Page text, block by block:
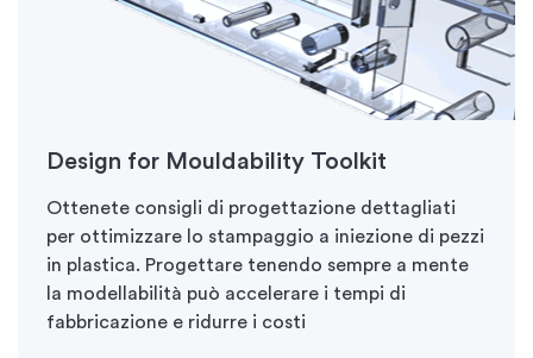
Design for Mouldability Toolkit
Ottenete consigli di progettazione dettagliati
per ottimizzare lo stampaggio a iniezione di pezzi
in plastica. Progettare tenendo sempre a mente
la modellabilità può accelerare i tempi di
fabbricazione e ridurre i costi